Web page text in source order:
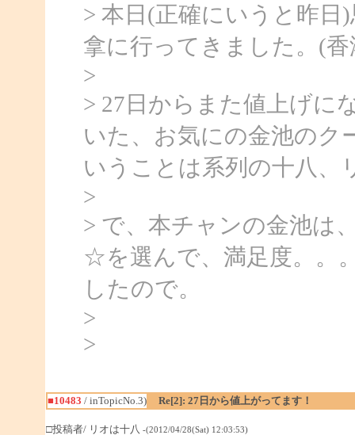
> 本日(正確にいうと昨日
拿に行ってきました。(
>
> 27日からまた値上げに
いた、お気にの金池のク
いうことは系列の十八、
>
> で、本チャンの金池は
☆を選んで、満足度。。
したので。
>
>
■10483 / inTopicNo.3) Re[2]: 27日から値上がってます！
□投稿者/ リオは十八 -(2012/04/28(Sat) 12:03:53)